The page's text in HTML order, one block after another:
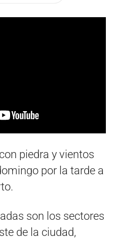
piedra y vientos
por la tarde a
son los sectores
de la ciudad,